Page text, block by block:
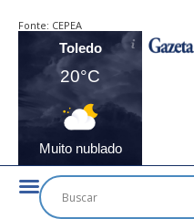
Fonte: CEPEA
Toledo
20°C
Muito nublado